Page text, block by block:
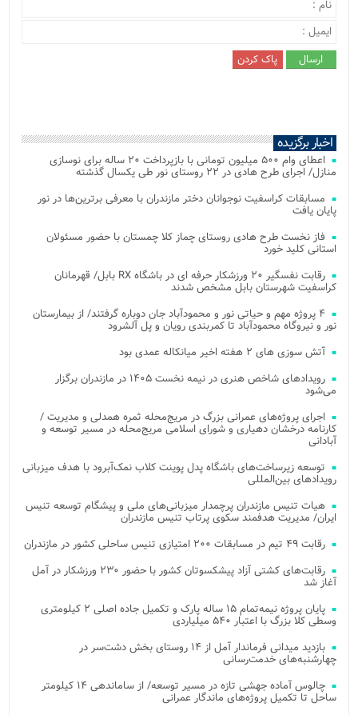
اخبار برگزیده
اعطای وام ۵۰۰ میلیون تومانی با بازپرداخت ۲۰ ساله برای نوسازی
منازل/ اجرای طرح هادی در ۲۲ روستای نور طی یکسال گذشته
مسابقات کراسفیت نوجوانان دختر مازندران با معرفی برترین‌ها در نور
پایان یافت
فاز نخست طرح هادی روستای چماز کلا چمستان با حضور مسئولان
استانی کلید خورد
رقابت نفسگیر ۲۰ ورزشکار حرفه ای در باشگاه RX بابل/ قهرمانان
کراسفیت شهرستان بابل مشخص شدند
۴ پروژه مهم و حیاتی نور و محمودآباد جان دوباره گرفتند/ از بیمارستان
نور و نیروگاه محمودآباد تا کمربندی رویان و پل آلشرود
آتش‌ سوزی‌ های ۲ هفته اخیر میانکاله عمدی بود
رویدادهای شاخص هنری در نیمه نخست ۱۴۰۵ در مازندران برگزار
می‌شود
اجرای پروژه‌های عمرانی بزرگ در مریج‌محله ثمره همدلی و مدیریت /
کارنامه درخشان دهیاری و شورای اسلامی مریج‌محله در مسیر توسعه و
آبادانی
توسعه زیرساخت‌های باشگاه پدل پوینت کلاب نمک‌آبرود با هدف میزبانی
رویدادهای بین‌المللی
هیات تنیس مازندران پرچمدار میزبانی‌های ملی و پیشگام توسعه تنیس
ایران/ مدیریت هدفمند سکوی پرتاب تنیس مازندران
رقابت ۴۹ تیم در مسابقات ۲۰۰ امتیازی تنیس ساحلی کشور در مازندران
رقابت‌های کشتی آزاد پیشکسوتان کشور با حضور ۲۳۰ ورزشکار در آمل
آغاز شد
پایان پروژه نیمه‌تمام ۱۵ ساله پارک و تکمیل جاده اصلی ۲ کیلومتری
وسطی کلا بزرگ با اعتبار ۵۴۰ میلیاردی
بازدید میدانی فرماندار آمل از ۱۴ روستای بخش دشت‌سر در
چهارشنبه‌های خدمت‌رسانی
چالوس آماده جهشی تازه در مسیر توسعه/ از ساماندهی ۱۴ کیلومتر
ساحل تا تکمیل پروژه‌های ماندگار عمرانی